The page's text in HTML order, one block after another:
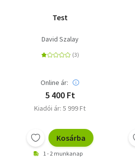
Test
David Szalay
Online ár:
5 400 Ft
Kiadói ár: 5 999 Ft
Kosárba
1 - 2 munkanap